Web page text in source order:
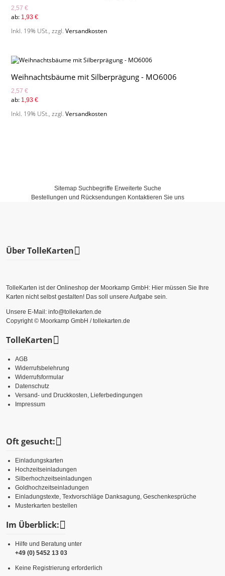
2,57 €
ab: 1,93 €
Inkl. 19% USt., zzgl. Versandkosten
Weihnachtsbäume mit Silberprägung - MO6006
2,57 €
ab: 1,93 €
Inkl. 19% USt., zzgl. Versandkosten
Sitemap Suchbegriffe Erweiterte Suche
Bestellungen und Rücksendungen Kontaktieren Sie uns
Über TolleKarten
TolleKarten ist der Onlineshop der Moorkamp GmbH: Hier müssen Sie Ihre
Karten nicht selbst gestalten! Das soll unsere Aufgabe sein.
Unsere E-Mail: info@tollekarten.de
Copyright © Moorkamp GmbH / tollekarten.de
TolleKarten
AGB
Widerrufsbelehrung
Widerrufsformular
Datenschutz
Versand- und Druckkosten, Lieferbedingungen
Impressum
Oft gesucht:
Einladungskarten
Hochzeitseinladungen
Silberhochzeitseinladungen
Goldhochzeitseinladungen
Einladungstexte, Textvorschläge Danksagung, Geschenkesprüche
Musterkarten bestellen
Im Überblick:
Hilfe und Beratung unter
+49 (0) 5452 13 03
Keine Registrierung erforderlich